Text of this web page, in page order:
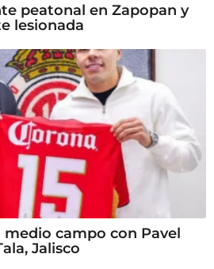
peatonal en Zapopan y
lesionada
medio campo con Pavel
Jalisco